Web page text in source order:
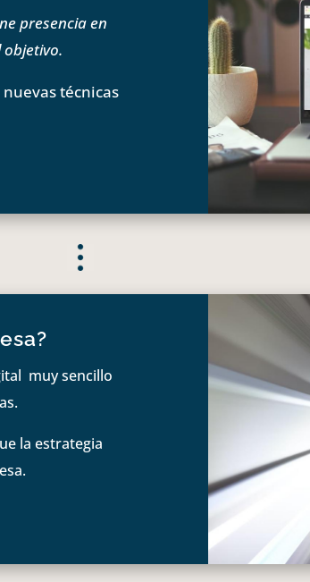
presencia en
nuevas técnicas
muy sencillo
la estrategia